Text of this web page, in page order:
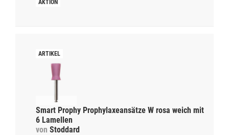
Smart Prophy Prophylaxeansätze W rosa weich mit
6 Lamellen
von Stoddard